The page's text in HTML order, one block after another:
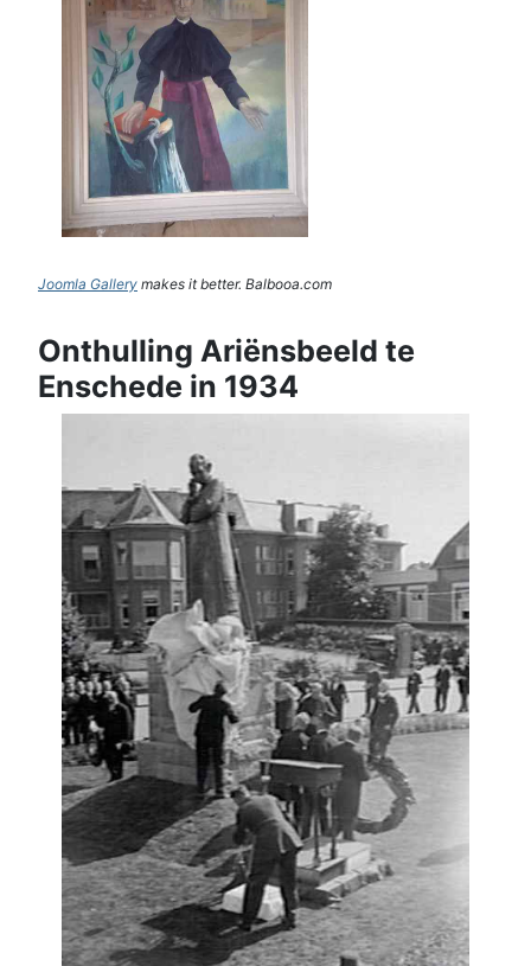
Joomla Gallery makes it better. Balbooa.com
Onthulling Ariënsbeeld te
Enschede in 1934